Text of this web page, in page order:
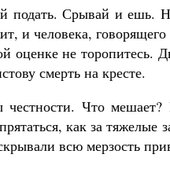
подать. Срывай и ешь.
и человека,
оценке не торопитесь.
смерть на кресте.
Что мешает?
как за
всю мерзость